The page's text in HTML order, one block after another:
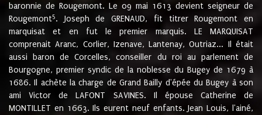
baronnie de Rougemont. Le 09 mai 1613 devient seigneur de
Rougemont5. Joseph de GRENAUD, fit titrer Rougemont en
marquisat et en fut le premier marquis. LE MARQUISAT
comprenait Aranc, Corlier, Izenave, Lantenay, Outriaz... Il était
aussi baron de Corcelles, conseiller du roi au parlement de
Bourgogne, premier syndic de la noblesse du Bugey de 1679 à
1686. Il achète la charge de Grand Bailly d'épée du Bugey à son
ami Victor de LAFONT SAVINES. Il épouse Catherine de
MONTILLET en 1663. Ils eurent neuf enfants. Jean Louis, l'ainé,